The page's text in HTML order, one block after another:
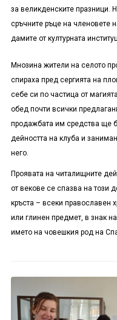
за великденските празници.
сръчните ръце на членовете
дамите от културната
Мнозина жители на селото
спираха пред сергията на
себе си по частица от
обед почти всички
продажбата им средства ще
дейността на клуба и
него.
Проявата на читалищните
от векове се спазва на този
кръста – всеки православен
или глинен предмет, в знак
името на човешкия род на